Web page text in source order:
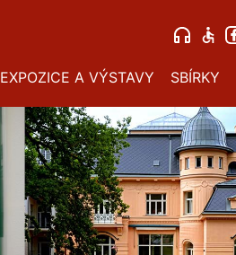
EXPOZICE A VÝSTAVY SBÍRKY